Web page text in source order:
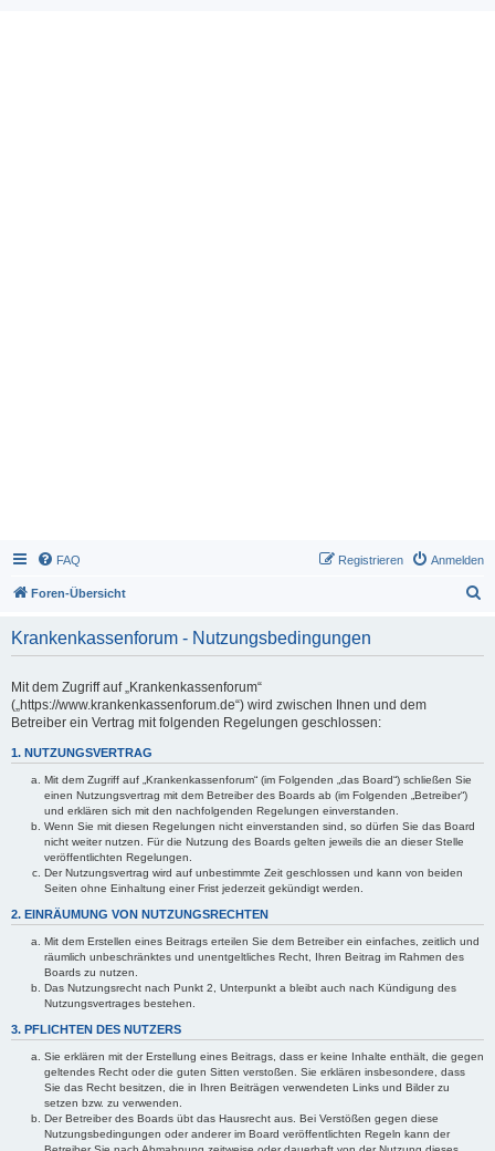
FAQ Anmelden
Registrieren
Foren-Übersicht
Krankenkassenforum - Nutzungsbedingungen
Mit dem Zugriff auf „Krankenkassenforum“
(„https://www.krankenkassenforum.de“) wird zwischen Ihnen und dem
Betreiber ein Vertrag mit folgenden Regelungen geschlossen:
1. NUTZUNGSVERTRAG
Mit dem Zugriff auf „Krankenkassenforum“ (im Folgenden „das Board“) schließen Sie
einen Nutzungsvertrag mit dem Betreiber des Boards ab (im Folgenden „Betreiber“)
und erklären sich mit den nachfolgenden Regelungen einverstanden.
Wenn Sie mit diesen Regelungen nicht einverstanden sind, so dürfen Sie das Board
nicht weiter nutzen. Für die Nutzung des Boards gelten jeweils die an dieser Stelle
veröffentlichten Regelungen.
Der Nutzungsvertrag wird auf unbestimmte Zeit geschlossen und kann von beiden
Seiten ohne Einhaltung einer Frist jederzeit gekündigt werden.
2. EINRÄUMUNG VON NUTZUNGSRECHTEN
Mit dem Erstellen eines Beitrags erteilen Sie dem Betreiber ein einfaches, zeitlich und
räumlich unbeschränktes und unentgeltliches Recht, Ihren Beitrag im Rahmen des
Boards zu nutzen.
Das Nutzungsrecht nach Punkt 2, Unterpunkt a bleibt auch nach Kündigung des
Nutzungsvertrages bestehen.
3. PFLICHTEN DES NUTZERS
Sie erklären mit der Erstellung eines Beitrags, dass er keine Inhalte enthält, die gegen
geltendes Recht oder die guten Sitten verstoßen. Sie erklären insbesondere, dass
Sie das Recht besitzen, die in Ihren Beiträgen verwendeten Links und Bilder zu
setzen bzw. zu verwenden.
Der Betreiber des Boards übt das Hausrecht aus. Bei Verstößen gegen diese
Nutzungsbedingungen oder anderer im Board veröffentlichten Regeln kann der